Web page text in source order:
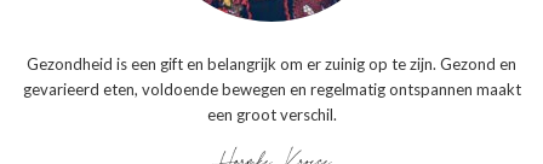
Gezondheid is een gift en belangrijk om er zuinig op te zijn. Gezond en
gevarieerd eten, voldoende bewegen en regelmatig ontspannen maakt
een groot verschil.